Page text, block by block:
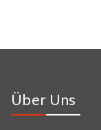
Über Uns